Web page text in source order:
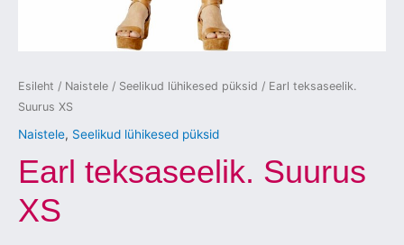
Esileht / Naistele / Seelikud lühikesed püksid / Earl teksaseelik.
Suurus XS
Naistele, Seelikud lühikesed püksid
Earl teksaseelik. Suurus
XS